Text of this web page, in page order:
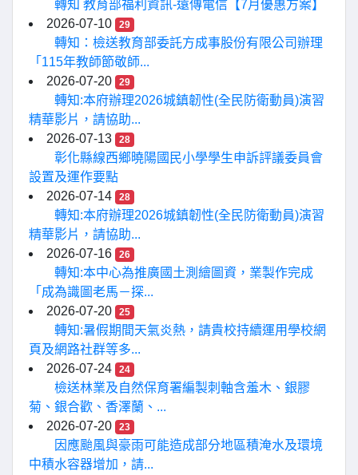
轉知 教育部福利資訊-遠傳電信【7月優惠方案】
2026-07-10
29
轉知：檢送教育部委託方成事股份有限公司辦理
「115年教師節敬師...
2026-07-20
29
轉知:本府辦理2026城鎮韌性(全民防衛動員)演習
精華影片，請協助...
2026-07-13
28
彰化縣線西鄉曉陽國民小學學生申訴評議委員會
設置及運作要點
2026-07-14
28
轉知:本府辦理2026城鎮韌性(全民防衛動員)演習
精華影片，請協助...
2026-07-16
26
轉知:本中心為推廣國土測繪圖資，業製作完成
「成為識圖老馬－探...
2026-07-20
25
轉知:暑假期間天氣炎熱，請貴校持續運用學校網
頁及網路社群等多...
2026-07-24
24
檢送林業及自然保育署編製刺軸含羞木、銀膠
菊、銀合歡、香澤蘭、...
2026-07-20
23
因應颱風與豪雨可能造成部分地區積淹水及環境
中積水容器增加，請...